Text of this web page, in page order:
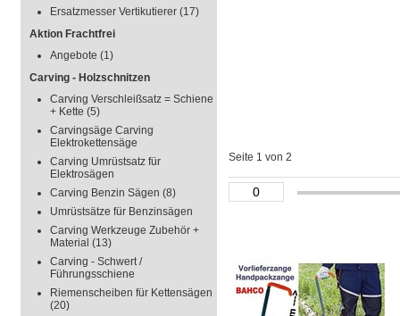
Ersatzmesser Vertikutierer (17)
Aktion Frachtfrei
Angebote (1)
Carving - Holzschnitzen
Carving Verschleißsatz = Schiene
+ Kette (5)
Carvingsäge Carving
Elektrokettensäge
Carving Umrüstsatz für
Elektrosägen
Carving Benzin Sägen (8)
Umrüstsätze für Benzinsägen
Carving Werkzeuge Zubehör +
Material (13)
Carving - Schwert /
Führungsschiene
Riemenscheiben für Kettensägen
(20)
Seite 1 von 2